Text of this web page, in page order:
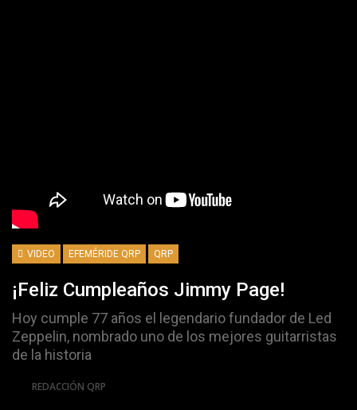
VIDEO EFEMÉRIDE QRP QRP
¡Feliz Cumpleaños Jimmy Page!
Hoy cumple 77 años el legendario fundador de Led
Zeppelin, nombrado uno de los mejores guitarristas
de la historia
REDACCIÓN QRP